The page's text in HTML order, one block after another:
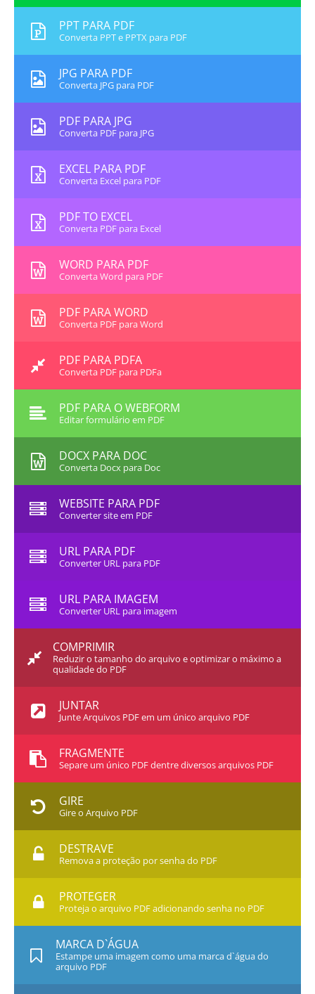
PPT PARA PDF
Converta PPT e PPTX para PDF
JPG PARA PDF
Converta JPG para PDF
PDF PARA JPG
Converta PDF para JPG
EXCEL PARA PDF
Converta Excel para PDF
PDF TO EXCEL
Converta PDF para Excel
WORD PARA PDF
Converta Word para PDF
PDF PARA WORD
Converta PDF para Word
PDF PARA PDFA
Converta PDF para PDFa
PDF PARA O WEBFORM
Editar formulário em PDF
DOCX PARA DOC
Converta Docx para Doc
WEBSITE PARA PDF
Converter site em PDF
URL PARA PDF
Converter URL para PDF
URL PARA IMAGEM
Converter URL para imagem
COMPRIMIR
Reduzir o tamanho do arquivo e optimizar o máximo a
qualidade do PDF
JUNTAR
Junte Arquivos PDF em um único arquivo PDF
FRAGMENTE
Separe um único PDF dentre diversos arquivos PDF
GIRE
Gire o Arquivo PDF
DESTRAVE
Remova a proteção por senha do PDF
PROTEGER
Proteja o arquivo PDF adicionando senha no PDF
MARCA D`ÁGUA
Estampe uma imagem como uma marca d`água do
arquivo PDF